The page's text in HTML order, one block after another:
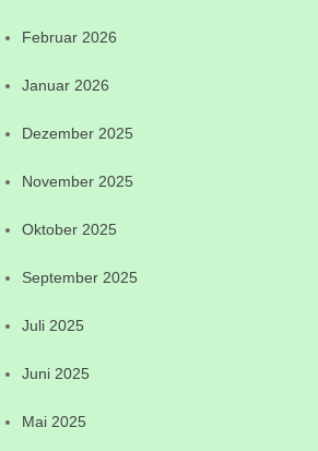
Februar 2026
Januar 2026
Dezember 2025
November 2025
Oktober 2025
September 2025
Juli 2025
Juni 2025
Mai 2025